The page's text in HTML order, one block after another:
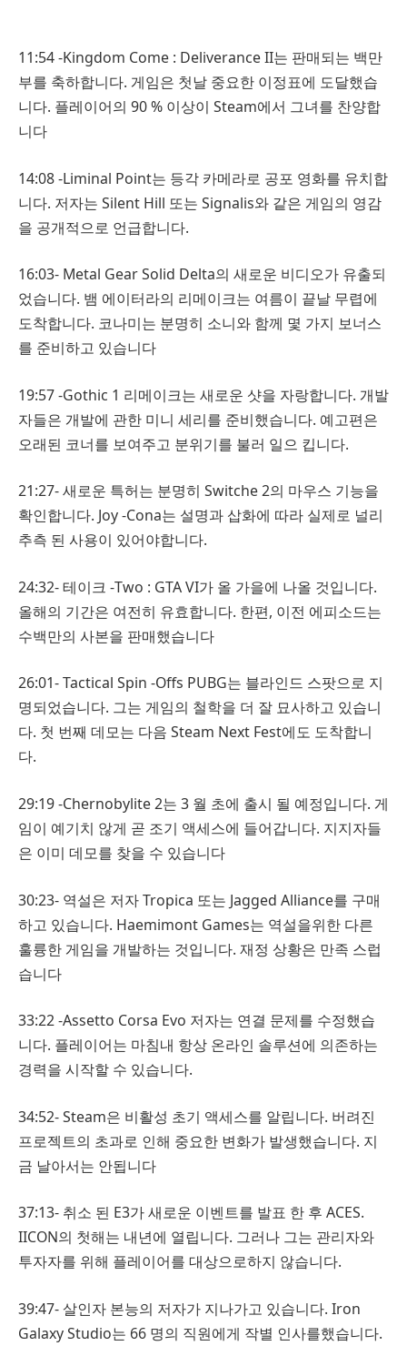
11:54 -Kingdom Come : Deliverance II는 판매되는 백만
부를 축하합니다. 게임은 첫날 중요한 이정표에 도달했습
니다. 플레이어의 90 % 이상이 Steam에서 그녀를 찬양합
니다
14:08 -Liminal Point는 등각 카메라로 공포 영화를 유치합
니다. 저자는 Silent Hill 또는 Signalis와 같은 게임의 영감
을 공개적으로 언급합니다.
16:03- Metal Gear Solid Delta의 새로운 비디오가 유출되
었습니다. 뱀 에이터라의 리메이크는 여름이 끝날 무렵에
도착합니다. 코나미는 분명히 소니와 함께 몇 가지 보너스
를 준비하고 있습니다
19:57 -Gothic 1 리메이크는 새로운 샷을 자랑합니다. 개발
자들은 개발에 관한 미니 세리를 준비했습니다. 예고편은
오래된 코너를 보여주고 분위기를 불러 일으 킵니다.
21:27- 새로운 특허는 분명히 Switche 2의 마우스 기능을
확인합니다. Joy -Cona는 설명과 삽화에 따라 실제로 널리
추측 된 사용이 있어야합니다.
24:32- 테이크 -Two : GTA VI가 올 가을에 나올 것입니다.
올해의 기간은 여전히 ​​유효합니다. 한편, 이전 에피소드는
수백만의 사본을 판매했습니다
26:01- Tactical Spin -Offs PUBG는 블라인드 스팟으로 지
명되었습니다. 그는 게임의 철학을 더 잘 묘사하고 있습니
다. 첫 번째 데모는 다음 Steam Next Fest에도 도착합니
다.
29:19 -Chernobylite 2는 3 월 초에 출시 될 예정입니다. 게
임이 예기치 않게 곧 조기 액세스에 들어갑니다. 지지자들
은 이미 데모를 찾을 수 있습니다
30:23- 역설은 저자 Tropica 또는 Jagged Alliance를 구매
하고 있습니다. Haemimont Games는 역설을위한 다른
훌륭한 게임을 개발하는 것입니다. 재정 상황은 만족 스럽
습니다
33:22 -Assetto Corsa Evo 저자는 연결 문제를 수정했습
니다. 플레이어는 마침내 항상 온라인 솔루션에 의존하는
경력을 시작할 수 있습니다.
34:52- Steam은 비활성 초기 액세스를 알립니다. 버려진
프로젝트의 초과로 인해 중요한 변화가 발생했습니다. 지
금 날아서는 안됩니다
37:13- 취소 된 E3가 새로운 이벤트를 발표 한 후 ACES.
IICON의 첫해는 내년에 열립니다. 그러나 그는 관리자와
투자자를 위해 플레이어를 대상으로하지 않습니다.
39:47- 살인자 본능의 저자가 지나가고 있습니다. Iron
Galaxy Studio는 66 명의 직원에게 작별 인사를했습니다.